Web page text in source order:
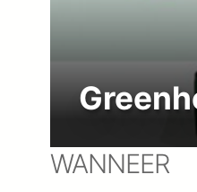
WANNEER